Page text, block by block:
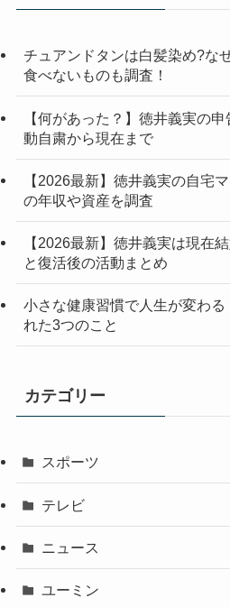
チュアンドタンは白髪染め?な
食べないものも調査！
【何があった？】徳井義実の
動自粛から現在まで
【2026最新】徳井義実の自宅
の年収や資産を調査
【2026最新】徳井義実は現在
と復活後の活動まとめ
小さな健康習慣で人生が変わる
れた3つのこと
カテゴリー
スポーツ
テレビ
ニュース
ユーミン